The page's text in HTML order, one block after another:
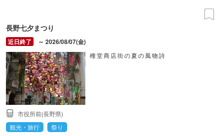
長野七夕まつり
～ 2026/08/07(金)
権堂商店街の夏の風物詩
市役所前(長野県)
観光・旅行
祭り